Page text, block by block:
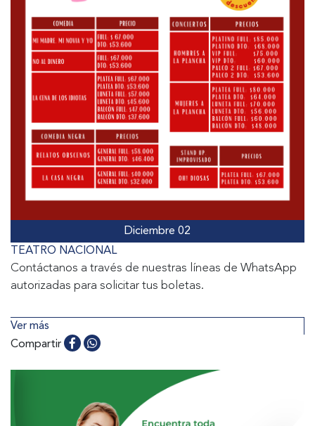
Diciembre 02
TEATRO NACIONAL
Contáctanos a través de nuestras líneas de WhatsApp
autorizadas para solicitar tus boletas.
Ver más
Compartir